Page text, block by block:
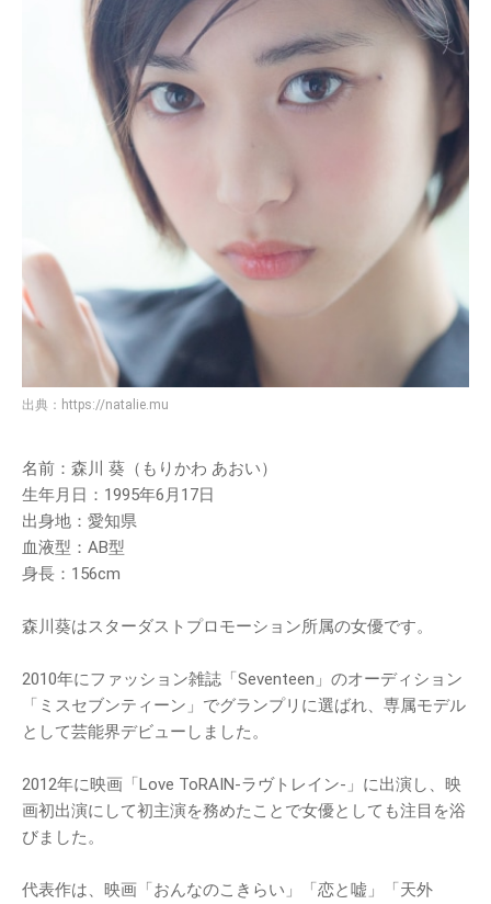
出典： https://natalie.mu
名前：森川 葵（もりかわ あおい）
生年月日：1995年6月17日
出身地：愛知県
血液型：AB型
身長：156cm
森川葵はスターダストプロモーション所属の女優です。
2010年にファッション雑誌「Seventeen」のオーディション
「ミスセブンティーン」でグランプリに選ばれ、専属モデル
として芸能界デビューしました。
2012年に映画「Love ToRAIN-ラヴトレイン-」に出演し、映
画初出演にして初主演を務めたことで女優としても注目を浴
びました。
代表作は、映画「おんなのこきらい」「恋と嘘」「天外